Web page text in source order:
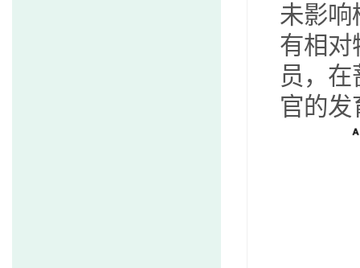
未影响
有相对
员，
官的发